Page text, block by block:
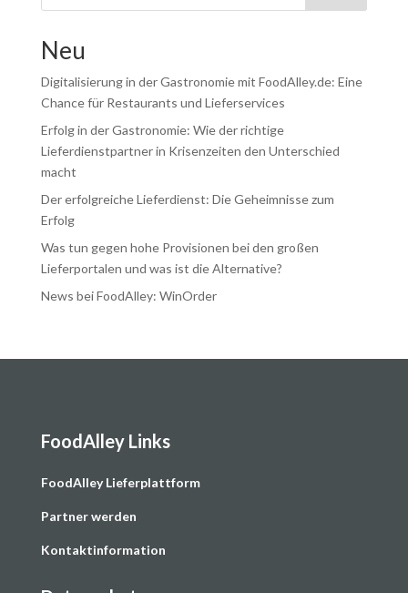
Neu
Digitalisierung in der Gastronomie mit FoodAlley.de: Eine
Chance für Restaurants und Lieferservices
Erfolg in der Gastronomie: Wie der richtige
Lieferdienstpartner in Krisenzeiten den Unterschied
macht
Der erfolgreiche Lieferdienst: Die Geheimnisse zum
Erfolg
Was tun gegen hohe Provisionen bei den großen
Lieferportalen und was ist die Alternative?
News bei FoodAlley: WinOrder
FoodAlley Links
FoodAlley Lieferplattform
Partner werden
Kontaktinformation